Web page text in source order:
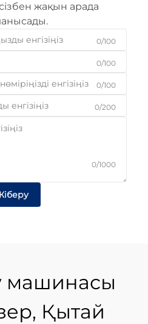
сізбен жақын арада
0/100
0/100
0/100
0/200
0/1000
машинасы
Қытай